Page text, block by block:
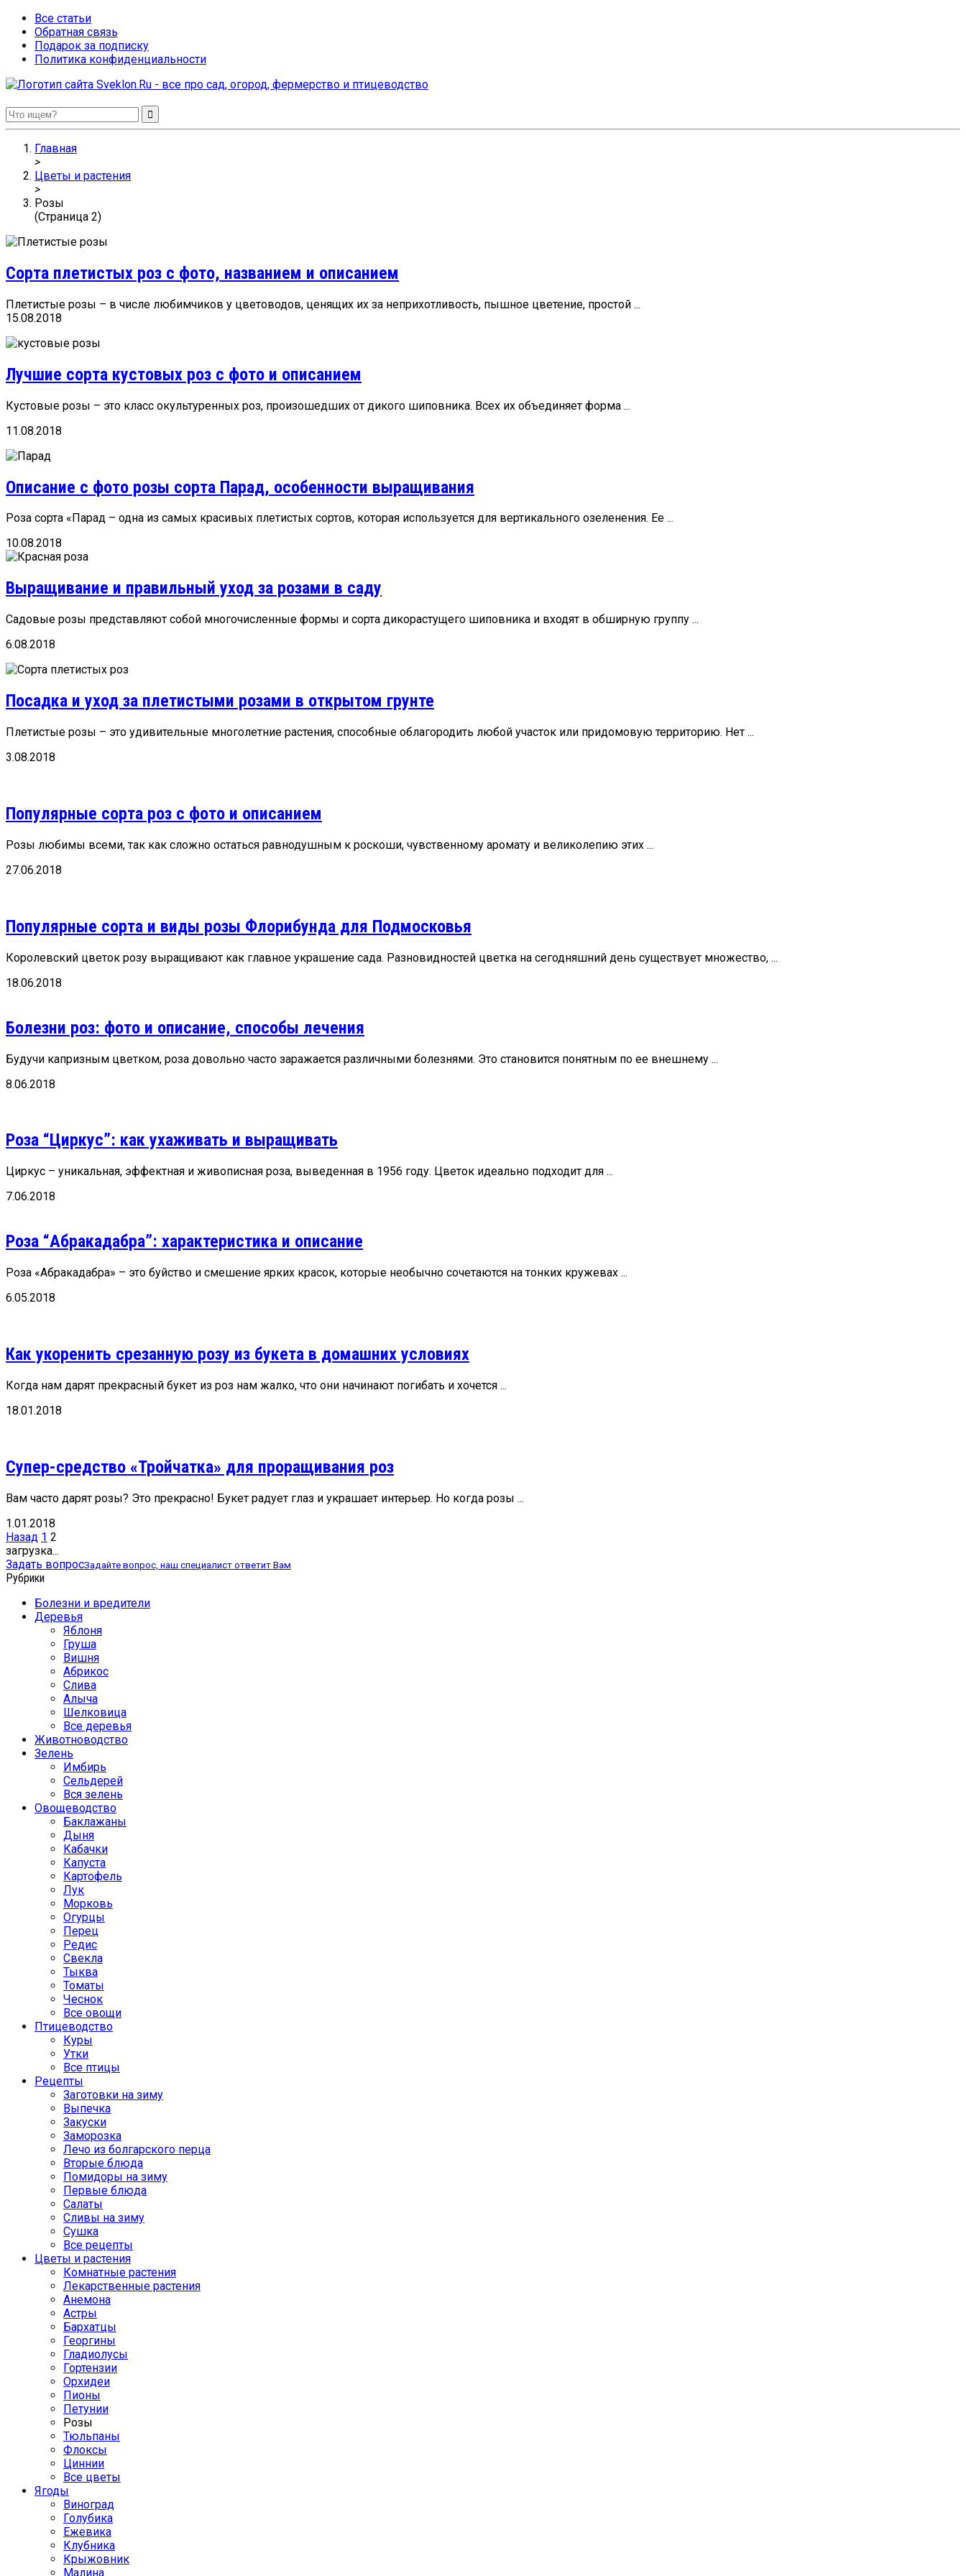
Все статьи
Обратная связь
Подарок за подписку
Политика конфиденциальности
Sveklon.Ru – все про сад, огород, фермерство и птицеводство
Главная
>
Цветы и растения
>
Розы
(Страница 2)
Сорта плетистых роз с фото, названием и описанием
Плетистые розы – в числе любимчиков у цветоводов, ценящих их за неприхотливость, пышное цветение, простой ...
15.08.2018
Лучшие сорта кустовых роз с фото и описанием
Кустовые розы – это класс окультуренных роз, произошедших от дикого шиповника. Всех их объединяет форма ...
11.08.2018
Описание с фото розы сорта Парад, особенности выращивания
Роза сорта «Парад – одна из самых красивых плетистых сортов, которая используется для вертикального озеленения. Ее ...
10.08.2018
Выращивание и правильный уход за розами в саду
Садовые розы представляют собой многочисленные формы и сорта дикорастущего шиповника и входят в обширную группу ...
6.08.2018
Посадка и уход за плетистыми розами в открытом грунте
Плетистые розы – это удивительные многолетние растения, способные облагородить любой участок или придомовую территорию. Нет ...
3.08.2018
Популярные сорта роз с фото и описанием
Розы любимы всеми, так как сложно остаться равнодушным к роскоши, чувственному аромату и великолепию этих ...
27.06.2018
Популярные сорта и виды розы Флорибунда для Подмосковья
Королевский цветок розу выращивают как главное украшение сада. Разновидностей цветка на сегодняшний день существует множество, ...
18.06.2018
Болезни роз: фото и описание, способы лечения
Будучи капризным цветком, роза довольно часто заражается различными болезнями. Это становится понятным по ее внешнему ...
8.06.2018
Роза “Циркус”: как ухаживать и выращивать
Циркус – уникальная, эффектная и живописная роза, выведенная в 1956 году. Цветок идеально подходит для ...
7.06.2018
Роза “Абракадабра”: характеристика и описание
Роза «Абракадабра» – это буйство и смешение ярких красок, которые необычно сочетаются на тонких кружевах ...
6.05.2018
Как укоренить срезанную розу из букета в домашних условиях
Когда нам дарят прекрасный букет из роз нам жалко, что они начинают погибать и хочется ...
18.01.2018
Супер-средство «Тройчатка» для проращивания роз
Вам часто дарят розы? Это прекрасно! Букет радует глаз и украшает интерьер. Но когда розы ...
1.01.2018
Пагинация
записей
Назад 1 2
загрузка...
Задать вопросЗадайте вопрос, наш специалист ответит Вам
Рубрики
Болезни и вредители
Деревья
Яблоня
Груша
Вишня
Абрикос
Слива
Алыча
Шелковица
Все деревья
Животноводство
Зелень
Имбирь
Сельдерей
Вся зелень
Овощеводство
Баклажаны
Дыня
Кабачки
Капуста
Картофель
Лук
Морковь
Огурцы
Перец
Редис
Свекла
Тыква
Томаты
Чеснок
Все овощи
Птицеводство
Куры
Утки
Все птицы
Рецепты
Заготовки на зиму
Выпечка
Закуски
Заморозка
Лечо из болгарского перца
Вторые блюда
Помидоры на зиму
Первые блюда
Салаты
Сливы на зиму
Сушка
Все рецепты
Цветы и растения
Комнатные растения
Лекарственные растения
Анемона
Астры
Бархатцы
Георгины
Гладиолусы
Гортензии
Орхидеи
Пионы
Петунии
Розы
Тюльпаны
Флоксы
Циннии
Все цветы
Ягоды
Виноград
Голубика
Ежевика
Клубника
Крыжовник
Малина